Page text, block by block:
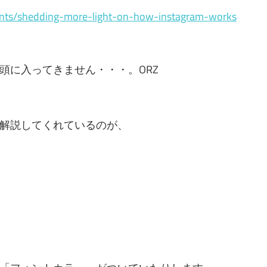
shedding-more-light-on-how-instagram-works
に入ってきません・・・。ORZ
してくれているのが、